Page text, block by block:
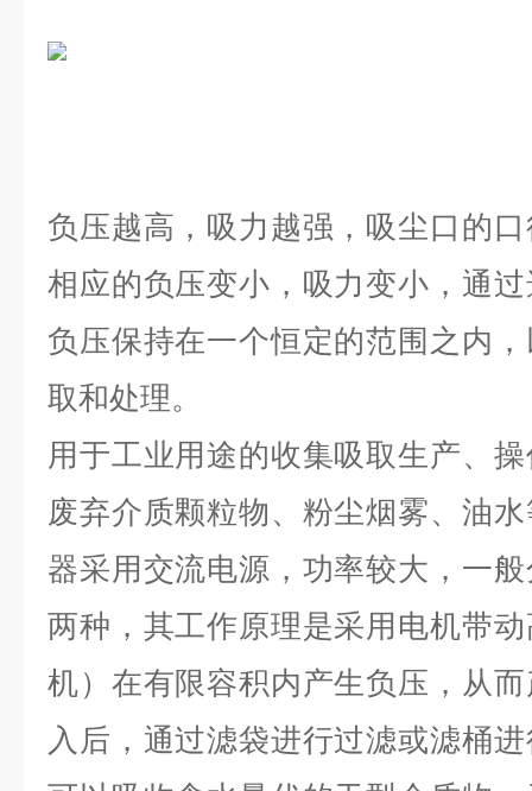
负压越高，吸力越强，吸尘口的
相应的负压变小，吸力变小，通
负压保持在一个恒定的范围之内
取和处理。
用于工业用途的收集吸取生产、
废弃介质颗粒物、粉尘烟雾、油
器采用交流电源，功率较大，一
两种，其工作原理是采用电机带
机）在有限容积内产生负压，从
入后，通过滤袋进行过滤或滤桶